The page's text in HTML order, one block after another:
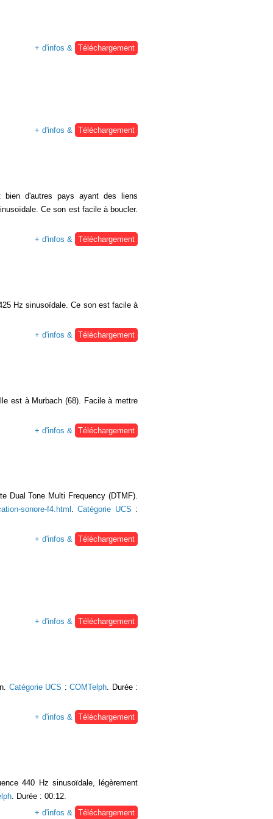
+ d'infos & Téléchargement
+ d'infos &
Téléchargement
bien d'autres pays ayant des liens
Ce son est facile à boucler.
+ d'infos &
Téléchargement
Hz sinusoïdale. Ce son est facile à
+ d'infos &
Téléchargement
est à Murbach (68). Facile à mettre
+ d'infos &
Téléchargement
Dual Tone Multi Frequency (DTMF).
sonore-f4.html .Catégorie UCS :
+ d'infos & Téléchargement
+ d'infos & Téléchargement
Catégorie UCS :COMTelph. Durée :
+ d'infos & Téléchargement
440 Hz sinusoïdale, légèrement
. Durée : 00:12.
+ d'infos &
Téléchargement